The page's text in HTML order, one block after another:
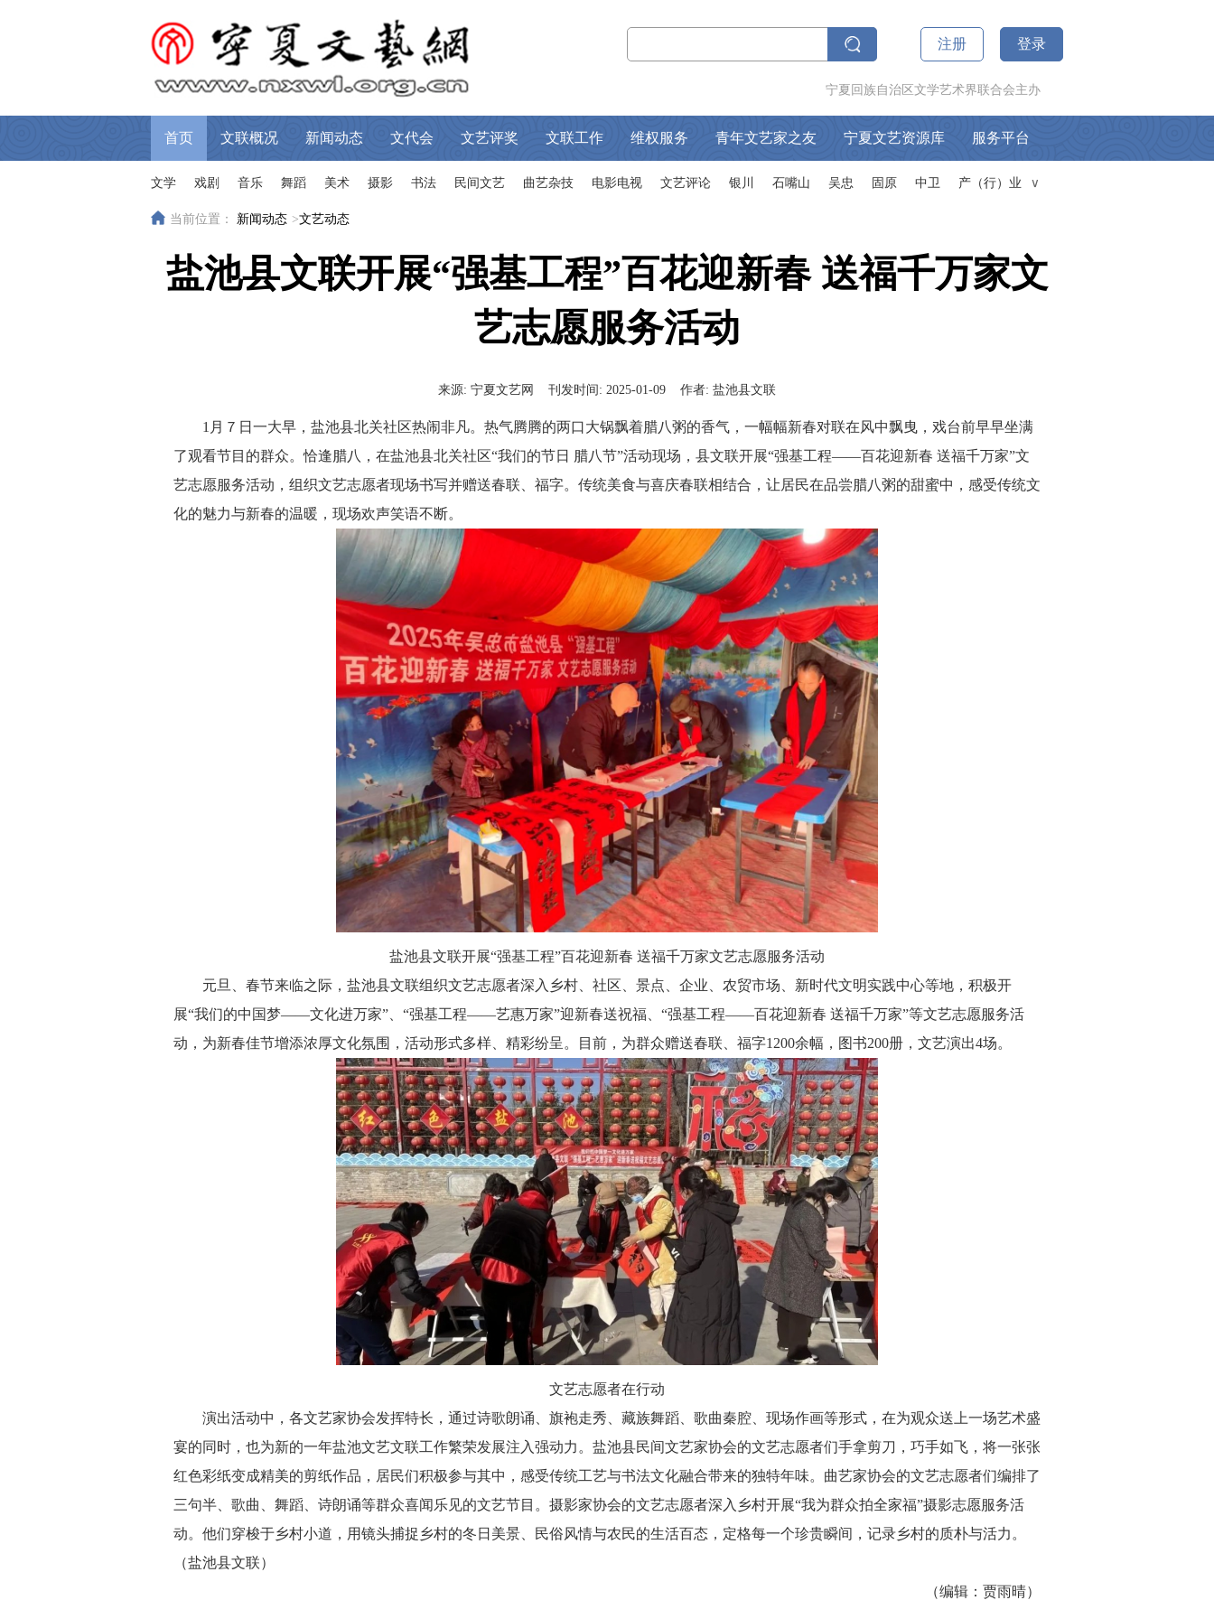
注册 登录
宁夏回族自治区文学艺术界联合会主办
首页 文联概况 新闻动态 文代会 文艺评奖 文联工作 维权服务 青年文艺家之友 宁夏文艺资源库 服务平台
文学 戏剧 音乐 舞蹈 美术 摄影 书法 民间文艺 曲艺杂技 电影电视 文艺评论 银川 石嘴山 吴忠 固原 中卫 产（行）业 ∧
当前位置： 新闻动态 >文艺动态
盐池县文联开展“强基工程”百花迎新春 送福千万家文
艺志愿服务活动
来源: 宁夏文艺网 刊发时间: 2025-01-09 作者: 盐池县文联
1月７日一大早，盐池县北关社区热闹非凡。热气腾腾的两口大锅飘着腊八粥的香气，一幅幅新春对联在风中飘曳，戏台前早早坐满
了观看节目的群众。恰逢腊八，在盐池县北关社区“我们的节日 腊八节”活动现场，县文联开展“强基工程——百花迎新春 送福千万家”文
艺志愿服务活动，组织文艺志愿者现场书写并赠送春联、福字。传统美食与喜庆春联相结合，让居民在品尝腊八粥的甜蜜中，感受传统文
化的魅力与新春的温暖，现场欢声笑语不断。
盐池县文联开展“强基工程”百花迎新春 送福千万家文艺志愿服务活动
元旦、春节来临之际，盐池县文联组织文艺志愿者深入乡村、社区、景点、企业、农贸市场、新时代文明实践中心等地，积极开
展“我们的中国梦——文化进万家”、“强基工程——艺惠万家”迎新春送祝福、“强基工程——百花迎新春 送福千万家”等文艺志愿服务活
动，为新春佳节增添浓厚文化氛围，活动形式多样、精彩纷呈。目前，为群众赠送春联、福字1200余幅，图书200册，文艺演出4场。
文艺志愿者在行动
演出活动中，各文艺家协会发挥特长，通过诗歌朗诵、旗袍走秀、藏族舞蹈、歌曲秦腔、现场作画等形式，在为观众送上一场艺术盛
宴的同时，也为新的一年盐池文艺文联工作繁荣发展注入强动力。盐池县民间文艺家协会的文艺志愿者们手拿剪刀，巧手如飞，将一张张
红色彩纸变成精美的剪纸作品，居民们积极参与其中，感受传统工艺与书法文化融合带来的独特年味。曲艺家协会的文艺志愿者们编排了
三句半、歌曲、舞蹈、诗朗诵等群众喜闻乐见的文艺节目。摄影家协会的文艺志愿者深入乡村开展“我为群众拍全家福”摄影志愿服务活
动。他们穿梭于乡村小道，用镜头捕捉乡村的冬日美景、民俗风情与农民的生活百态，定格每一个珍贵瞬间，记录乡村的质朴与活力。
（盐池县文联）
（编辑：贾雨晴）